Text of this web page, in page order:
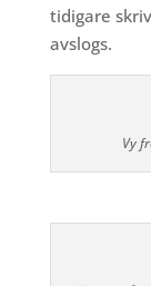
tidigare
avslogs.
Vy